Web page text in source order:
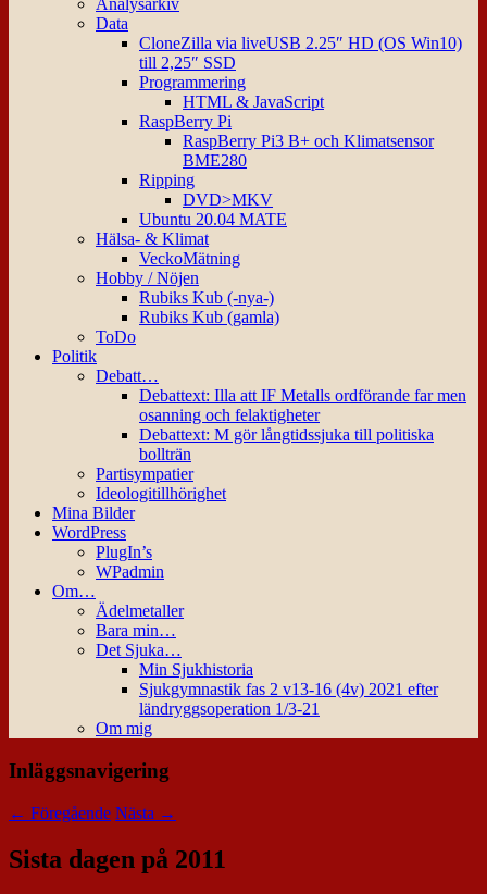
Analysarkiv
Data
CloneZilla via liveUSB 2.25″ HD (OS Win10)
till 2,25″ SSD
Programmering
HTML & JavaScript
RaspBerry Pi
RaspBerry Pi3 B+ och Klimatsensor
BME280
Ripping
DVD>MKV
Ubuntu 20.04 MATE
Hälsa- & Klimat
VeckoMätning
Hobby / Nöjen
Rubiks Kub (-nya-)
Rubiks Kub (gamla)
ToDo
Politik
Debatt…
Debattext: Illa att IF Metalls ordförande far men
osanning och felaktigheter
Debattext: M gör långtidssjuka till politiska
bollträn
Partisympatier
Ideologitillhörighet
Mina Bilder
WordPress
PlugIn’s
WPadmin
Om…
Ädelmetaller
Bara min…
Det Sjuka…
Min Sjukhistoria
Sjukgymnastik fas 2 v13-16 (4v) 2021 efter
ländryggsoperation 1/3-21
Om mig
Inläggsnavigering
← Föregående Nästa →
Sista dagen på 2011